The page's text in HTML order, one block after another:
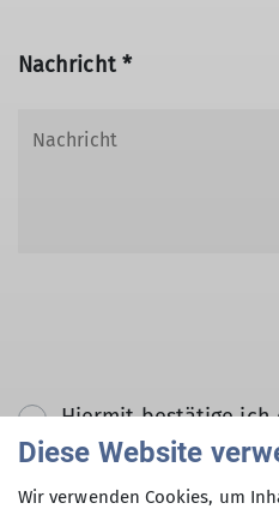
Nachricht *
Hiermit bestätige ich
Diese Website
Wir verwenden Cookies, um